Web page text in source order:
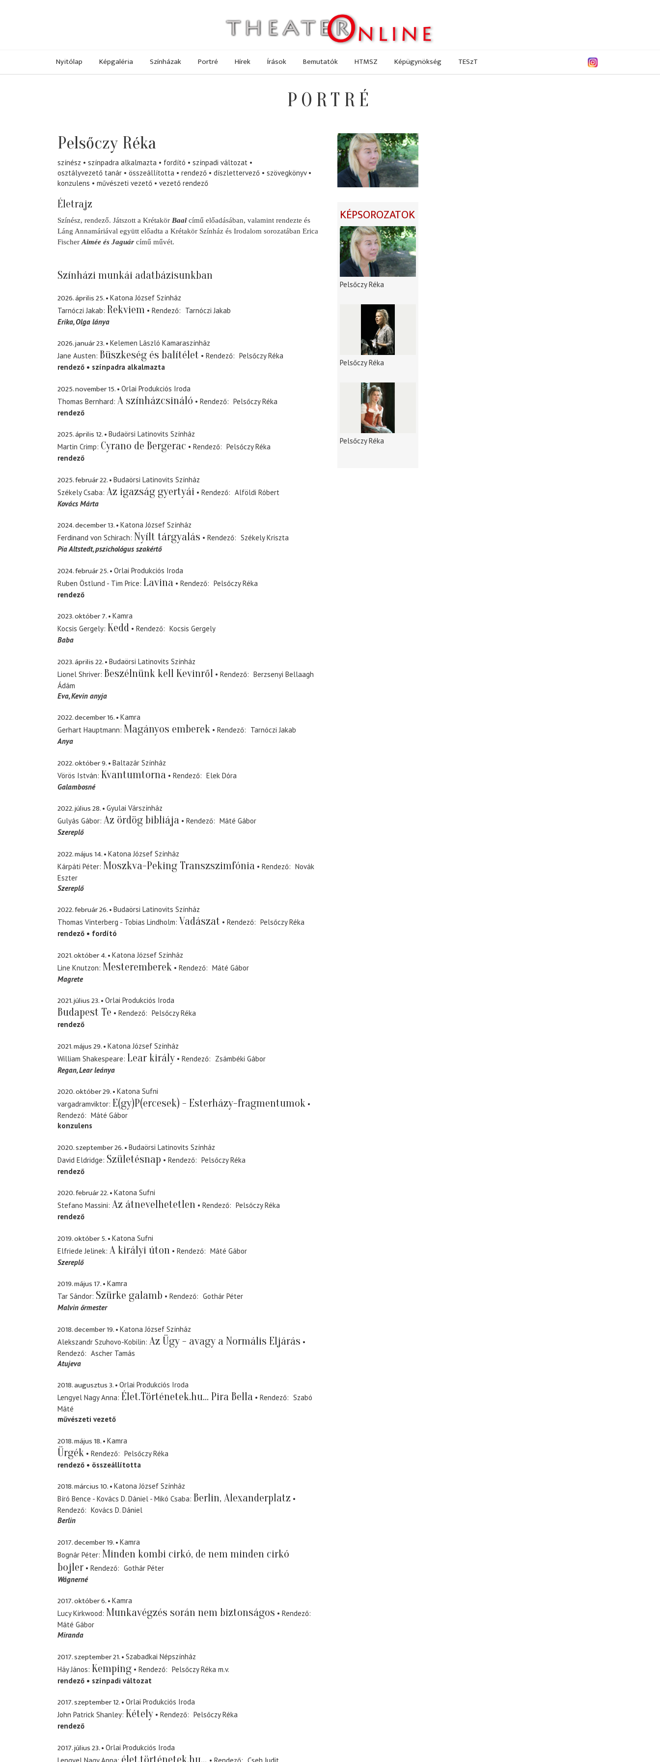
Nyitólap Képgaléria Színházak Portré Hírek Írások Bemutatók HTMSZ Képügynökség TESzT
PORTRÉ
Pelsőczy Réka
színész színpadra alkalmazta fordító
színpadi változat
osztályvezető tanár
összeállította rendező díszlettervező
szövegkönyv
konzulens
művészeti vezető vezető rendező
Életrajz
Színész, rendező. Játszott a Krétakör Baal című előadásában, valamint rendezte és
Láng Annamáriával együtt előadta a Krétakör Színház és Irodalom sorozatában Erica
Fischer Aimée és Jaguár című művét.
Színházi munkái adatbázisunkban
2026. április 25.
Katona József Színház
Tarnóczi Jakab Rekviem Rendező
Tarnóczi Jakab
Erika Olga lánya
2026. január 23.
Kelemen László Kamaraszínház
Jane Austen Büszkeség és balítélet Rendező
Pelsőczy Réka
rendező
színpadra alkalmazta
2025. november 15.
Orlai Produkciós Iroda
Thomas Bernhard A színházcsináló Rendező
Pelsőczy Réka
rendező
2025. április 12.
Budaörsi Latinovits Színház
Martin Crimp Cyrano de Bergerac Rendező
Pelsőczy Réka
rendező
2025. február 22.
Budaörsi Latinovits Színház
Székely Csaba Az igazság gyertyái Rendező
Alföldi Róbert
Kovács Márta
2024. december 13.
Katona József Színház
Ferdinand von Schirach Nyílt tárgyalás Rendező
Székely Kriszta
Pia Altstedt pszichológus szakértő
2024. február 25.
Orlai Produkciós Iroda
Ruben Östlund - Tim Price Lavina Rendező
Pelsőczy Réka
rendező
2023. október 7.
Kamra
Kocsis Gergely Kedd Rendező
Kocsis Gergely
Baba
2023. április 22.
Budaörsi Latinovits Színház
Lionel Shriver Beszélnünk kell Kevinről Rendező
Berzsenyi Bellaagh
Ádám
Eva Kevin anyja
2022. december 16.
Kamra
Gerhart Hauptmann Magányos emberek Rendező
Tarnóczi Jakab
Anya
2022. október 9.
Baltazár Színház
Vörös István Kvantumtorna Rendező
Elek Dóra
Galambosné
2022. július 28.
Gyulai Várszínház
Gulyás Gábor Az ördög bibliája Rendező
Máté Gábor
Szereplő
2022. május 14.
Katona József Színház
Kárpáti Péter Moszkva-Peking Transzszimfónia Rendező
Novák
Eszter
Szereplő
2022. február 26.
Budaörsi Latinovits Színház
Thomas Vinterberg - Tobias Lindholm Vadászat Rendező
Pelsőczy Réka
rendező
fordító
2021. október 4.
Katona József Színház
Line Knutzon Mesteremberek Rendező
Máté Gábor
Magrete
2021. július 23. Orlai Produkciós Iroda
Budapest Te Rendező
Pelsőczy Réka
rendező
2021. május 29.
Katona József Színház
William Shakespeare Lear király Rendező
Zsámbéki Gábor
Regan Lear leánya
2020. október 29.
Katona Sufni
vargadramviktor E(gy)P(ercesek) - Esterházy-fragmentumok
Rendező
Máté Gábor
konzulens
2020. szeptember 26.
Budaörsi Latinovits Színház
David Eldridge Születésnap Rendező
Pelsőczy Réka
rendező
2020. február 22.
Katona Sufni
Stefano Massini Az átnevelhetetlen Rendező
Pelsőczy Réka
rendező
2019. október 5.
Katona Sufni
Elfriede Jelinek A királyi úton Rendező
Máté Gábor
Szereplő
2019. május 17.
Kamra
Tar Sándor Szürke galamb Rendező
Gothár Péter
Malvin őrmester
2018. december 19.
Katona József Színház
Alekszandr Szuhovo-Kobilin Az Ügy - avagy a Normális Eljárás
Rendező
Ascher Tamás
Atujeva
2018. augusztus 3.
Orlai Produkciós Iroda
Lengyel Nagy Anna Élet.Történetek.hu... Pira Bella Rendező
Szabó
Máté
művészeti vezető
2018. május 18. Kamra
Ürgék Rendező
Pelsőczy Réka
rendező
összeállította
2018. március 10.
Katona József Színház
Bíró Bence - Kovács D. Dániel - Mikó Csaba Berlin, Alexanderplatz
Rendező
Kovács D. Dániel
Berlin
2017. december 19.
Kamra
Bognár Péter Minden kombi cirkó, de nem minden cirkó
bojler
Rendező
Gothár Péter
Wágnerné
2017. október 6.
Kamra
Lucy Kirkwood Munkavégzés során nem biztonságos
Rendező
Máté Gábor
Miranda
2017. szeptember 21.
Szabadkai Népszínház
Háy János Kemping Rendező Pelsőczy Réka m.v.
rendező
színpadi változat
2017. szeptember 12.
Orlai Produkciós Iroda
John Patrick Shanley Kétely Rendező
Pelsőczy Réka
rendező
2017. július 23.
Orlai Produkciós Iroda
Lengyel Nagy Anna élet.történetek.hu... Rendező Cseh Judit
KÉPSOROZATOK
Pelsőczy Réka
Pelsőczy Réka
Pelsőczy Réka